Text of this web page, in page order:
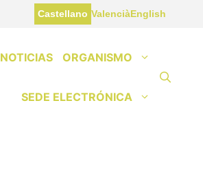
Castellano ValenciàEnglish
NOTICIAS ORGANISMO
SEDE ELECTRÓNICA